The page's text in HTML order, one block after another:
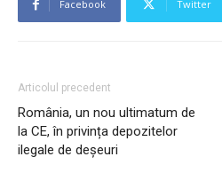
Facebook Twitter
Articolul precedent
România, un nou ultimatum de
la CE, în privința depozitelor
ilegale de deșeuri